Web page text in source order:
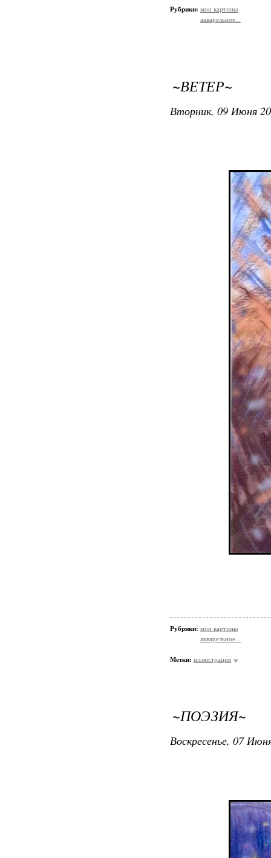
Рубрики: мои картины
акварельное...
~ВЕТЕР~
Вторник, 09 Июня
Рубрики: мои картины
акварельное...
Метки: иллюстрация
~ПОЭЗИЯ~
Воскресенье, 07